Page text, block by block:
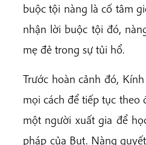
buộc tội nàng là cố tâm
nhận lời buộc tội đó,
mẹ đẻ trong sự tủi hổ.
Trước hoàn cảnh đó,
mọi cách để tiếp tục theo
một người xuất gia để
pháp của Bụt. Nàng